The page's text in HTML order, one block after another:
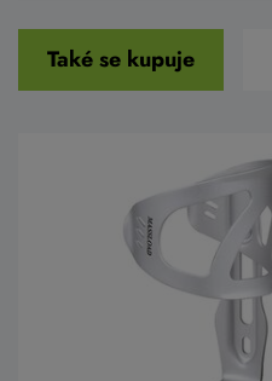
Také se kupuje